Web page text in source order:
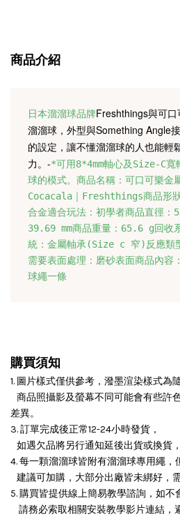
商品介紹
日本溜溜球品牌Freshthings與可
溜溜球， 外型與Something Angle
的設定， 讓不懂溜溜球的人也能輕
力。 -*可用8*4mm軸心及Size-C寬
球的模式。 商品名稱：可口可樂金
Cocacala｜Freshthings商品形
合金適合玩法：初學者商品直徑：
39.69 mm商品重量：65.6 g回收
統：金屬軸承(Size c 窄)反應類
需要表面處理：磨砂表面商品內容
球繩一條
購買須知
1. 圖片樣式僅供參考，潑墨渲染樣式為
商品照攝影及螢幕不同可能會有些許
差異。
3. 訂單完成後正常12-24小時發貨，
如遇欠品將另行通知延後出貨或換貨
4. 每一顆溜溜球皆附有溜溜球專用繩，
建議可加購，大部分出廠皆未綁好，
5. 購買皆提供線上簡易教學諮詢，如不
請務必索取相關安裝教學影片連結，